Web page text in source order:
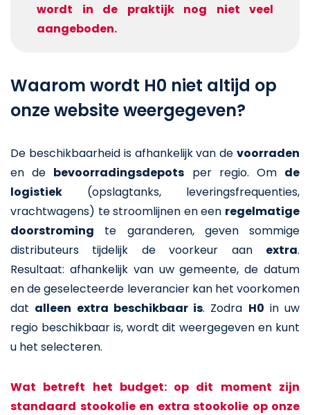
wordt in de praktijk nog niet veel
aangeboden.
Waarom wordt H0 niet altijd op
onze website weergegeven?
De beschikbaarheid is afhankelijk van de voorraden
en de bevoorradingsdepots per regio. Om de
logistiek (opslagtanks, leveringsfrequenties,
vrachtwagens) te stroomlijnen en een regelmatige
doorstroming te garanderen, geven sommige
distributeurs tijdelijk de voorkeur aan extra.
Resultaat: afhankelijk van uw gemeente, de datum
en de geselecteerde leverancier kan het voorkomen
dat alleen extra beschikbaar is. Zodra H0 in uw
regio beschikbaar is, wordt dit weergegeven en kunt
u het selecteren.
Wat betreft het budget: op dit moment zijn
standaard stookolie en extra stookolie op onze